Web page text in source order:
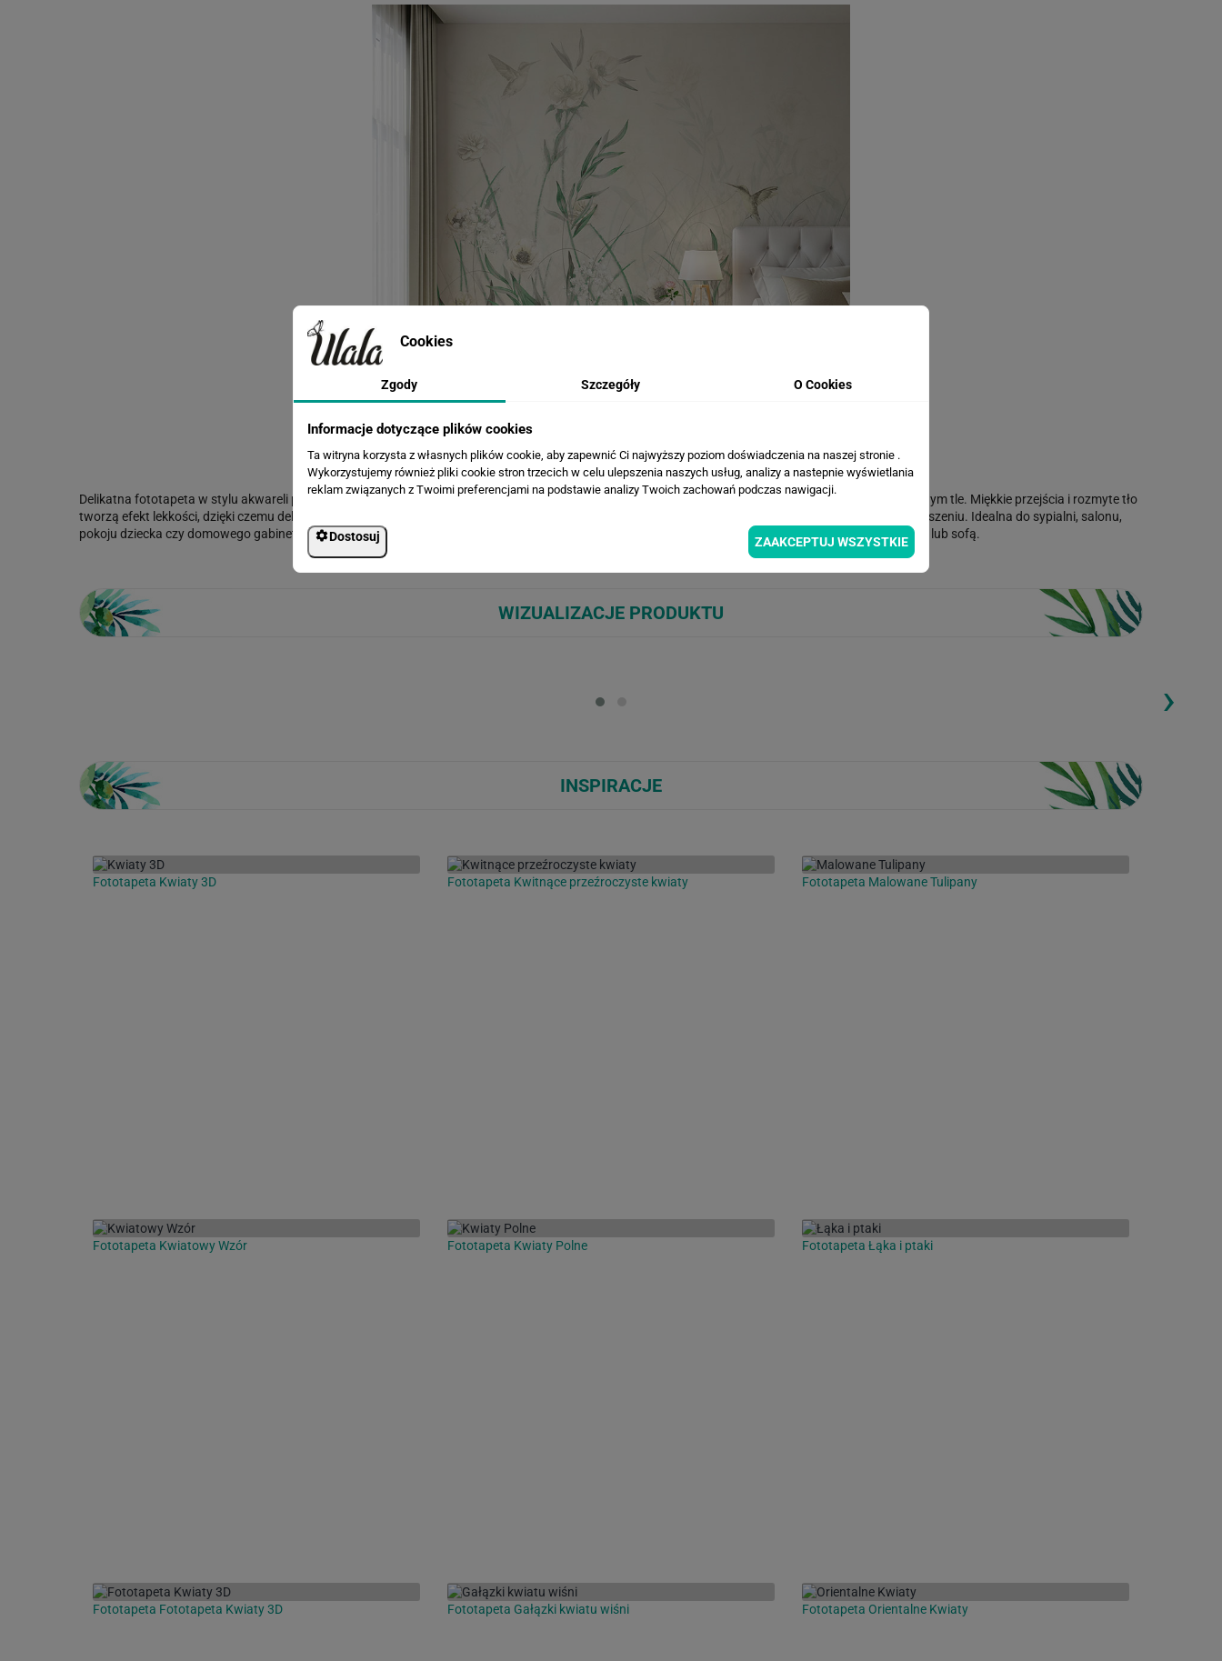
Delikatna fototapeta w stylu akwareli przedstawia subtelną łąkę pełną kremowych kwiatów, smukłych traw i unoszących się kolibrów na jasnym, beżowym tle. Miękkie przejścia i rozmyte tło
tworzą efekt lekkości, dzięki czemu dekoracja nie przytłacza i pięknie rozjaśnia przestrzeń. Wnosi spokój oraz bliskość natury, sprzyjając relaksowi i wyciszeniu. Idealna do sypialni, salonu,
pokoju dziecka czy domowego gabinetu. Doskonale komponuje się ze stylem skandynawskim, boho, japandi i klasycznym, świetna na ścianę za łóżkiem lub sofą.
WIZUALIZACJE PRODUKTU
Loading...
›
INSPIRACJE
Fototapeta Kwiaty 3D Fototapeta Kwitnące przeźroczyste kwiaty Fototapeta Malowane Tulipany
Fototapeta Kwiatowy Wzór Fototapeta Kwiaty Polne Fototapeta Łąka i ptaki
Fototapeta Fototapeta Kwiaty 3D Fototapeta Gałązki kwiatu wiśni Fototapeta Orientalne Kwiaty
Cookies
Zgody Szczegóły O Cookies
Informacje dotyczące plików cookies
Ta witryna korzysta z własnych plików cookie, aby zapewnić Ci najwyższy poziom doświadczenia na naszej stronie .
Wykorzystujemy również pliki cookie stron trzecich w celu ulepszenia naszych usług, analizy a nastepnie wyświetlania
reklam związanych z Twoimi preferencjami na podstawie analizy Twoich zachowań podczas nawigacji.
Dostosuj ZAAKCEPTUJ WSZYSTKIE